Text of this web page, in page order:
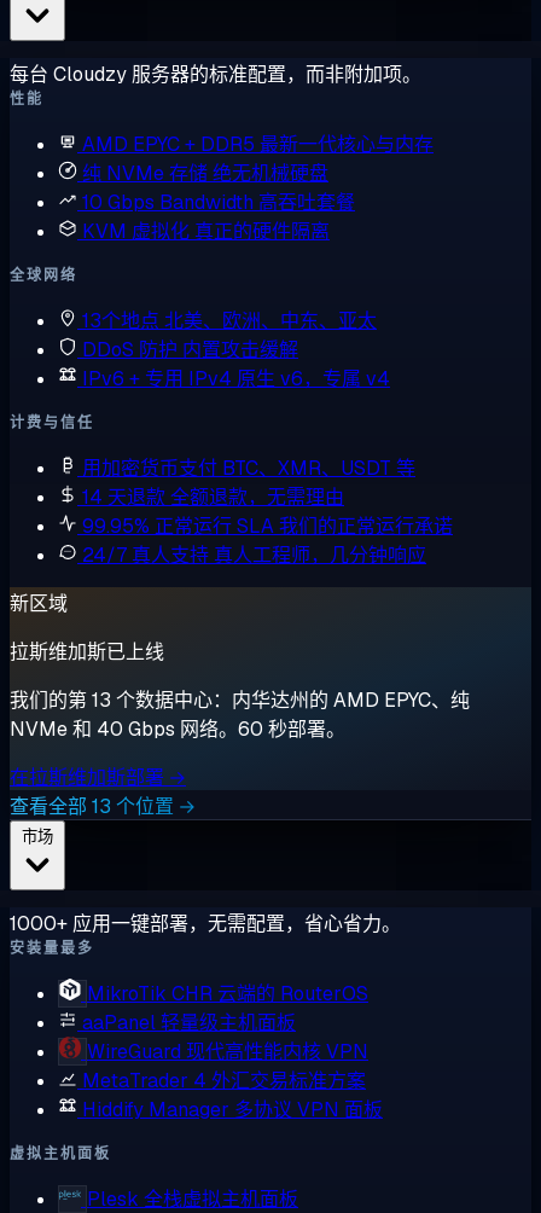
每台 Cloudzy 服务器的标准配置，而非附加项。
性能
AMD EPYC + DDR5 最新一代核心与内存
纯 NVMe 存储绝无机械硬盘
10 Gbps Bandwidth 高吞吐套餐
KVM 虚拟化 真正的硬件隔离
全球网络
13个地点 北美、欧洲、中东、亚太
DDoS 防护 内置攻击缓解
IPv6 + 专用 IPv4 原生 v6，专属 v4
计费与信任
用加密货币支付 BTC、XMR、USDT 等
14 天退款全额退款，无需理由
99.95% 正常运行 SLA我们的正常运行承诺
24/7 真人支持 真人工程师，几分钟响应
新区域
拉斯维加斯已上线
我们的第 13 个数据中心：内华达州的 AMD EPYC、纯
NVMe 和 40 Gbps 网络。60 秒部署。
在拉斯维加斯部署 →
查看全部 13 个位置 →
1000+ 应用一键部署，无需配置，省心省力。
安装量最多
MikroTik CHR 云端的 RouterOS
aaPanel轻量级主机面板
WireGuard 现代高性能内核 VPN
MetaTrader 4 外汇交易标准方案
Hiddify Manager 多协议 VPN 面板
虚拟主机面板
Plesk 全栈虚拟主机面板